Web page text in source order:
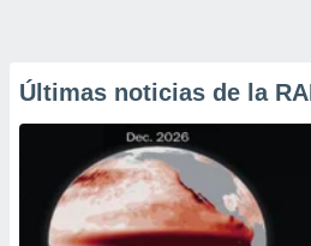
Últimas noticias de la